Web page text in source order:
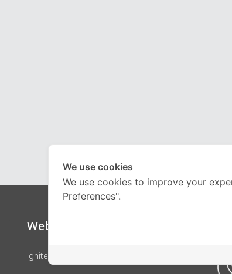
Website
ignite by OnDemand
We use cookies
We use cookies to improve your
Preferences".